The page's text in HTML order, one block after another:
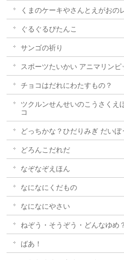
くまのケーキやさんとえがおの
ぐるぐるぴたんこ
サンゴの祈り
スポーツたいかい アニマリンピ
チョコはだれにわたすもの？
ツクルンせんせいのこうさく
コ
どっちかな？ひだりみぎ だいぼ
どろんこだれだ
なぞなぞえほん
なになにくだもの
なになにやさい
ねぞう・そうぞう・どんなゆめ
ばあ！